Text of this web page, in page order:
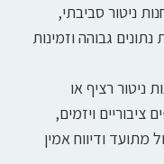
ניטור סביבתי,
גבוהה וזמינות
ניטור רציף או
ציבוריים ויזמים,
מתועד ודיווח אמין